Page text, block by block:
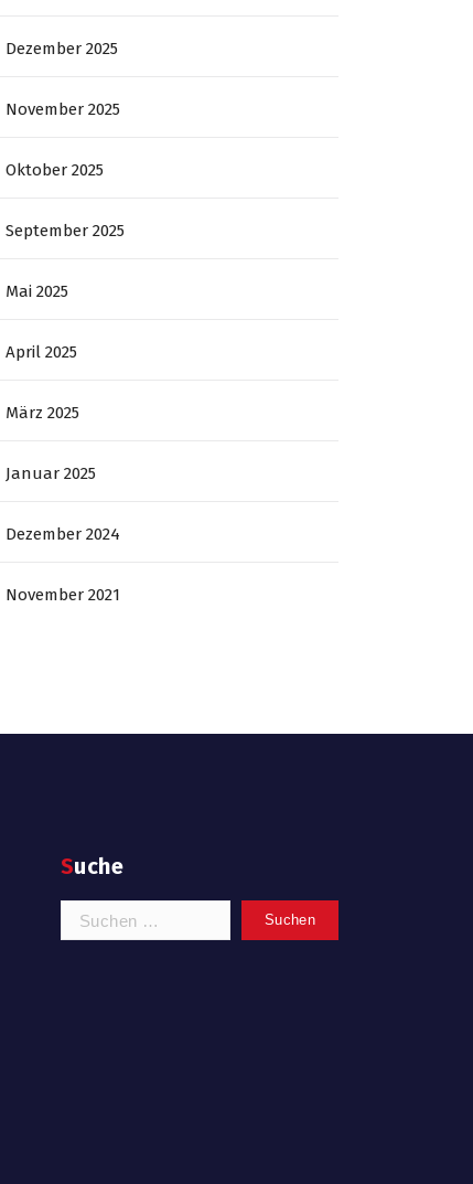
Dezember 2025
November 2025
Oktober 2025
September 2025
Mai 2025
April 2025
März 2025
Januar 2025
Dezember 2024
November 2021
Suche
Suchen
nach: